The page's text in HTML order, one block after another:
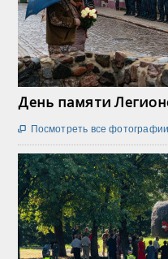
День памяти
 Посмотреть все фотографии